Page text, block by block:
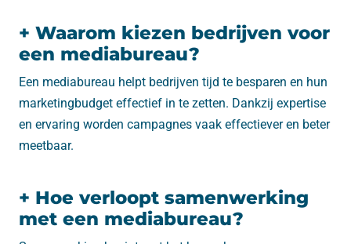
+ Waarom kiezen bedrijven voor
een mediabureau?
Een mediabureau helpt bedrijven tijd te besparen en hun
marketingbudget effectief in te zetten. Dankzij expertise
en ervaring worden campagnes vaak effectiever en beter
meetbaar.
+ Hoe verloopt samenwerking
met een mediabureau?